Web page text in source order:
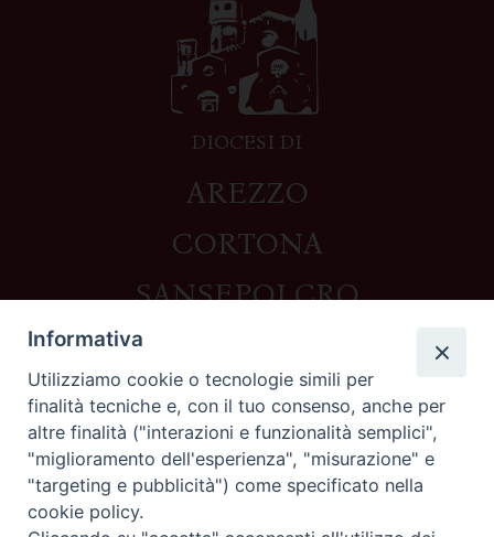
DIOCESI DI
AREZZO
CORTONA
SANSEPOLCRO
Contatti
Piazza del Duomo,1 - 52100 Arezzo
segreteria@diocesi.arezzo.it
Informativa privacy
Informativa
Utilizziamo cookie o tecnologie simili per
finalità tecniche e, con il tuo consenso, anche per
altre finalità ("interazioni e funzionalità semplici",
"miglioramento dell'esperienza", "misurazione" e
"targeting e pubblicità") come specificato nella
cookie policy.